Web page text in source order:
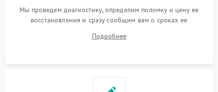
Мы проведем диагностику, определим поломку и цену ее
восстановления и сразу сообщим вам о сроках ее
Подробнее